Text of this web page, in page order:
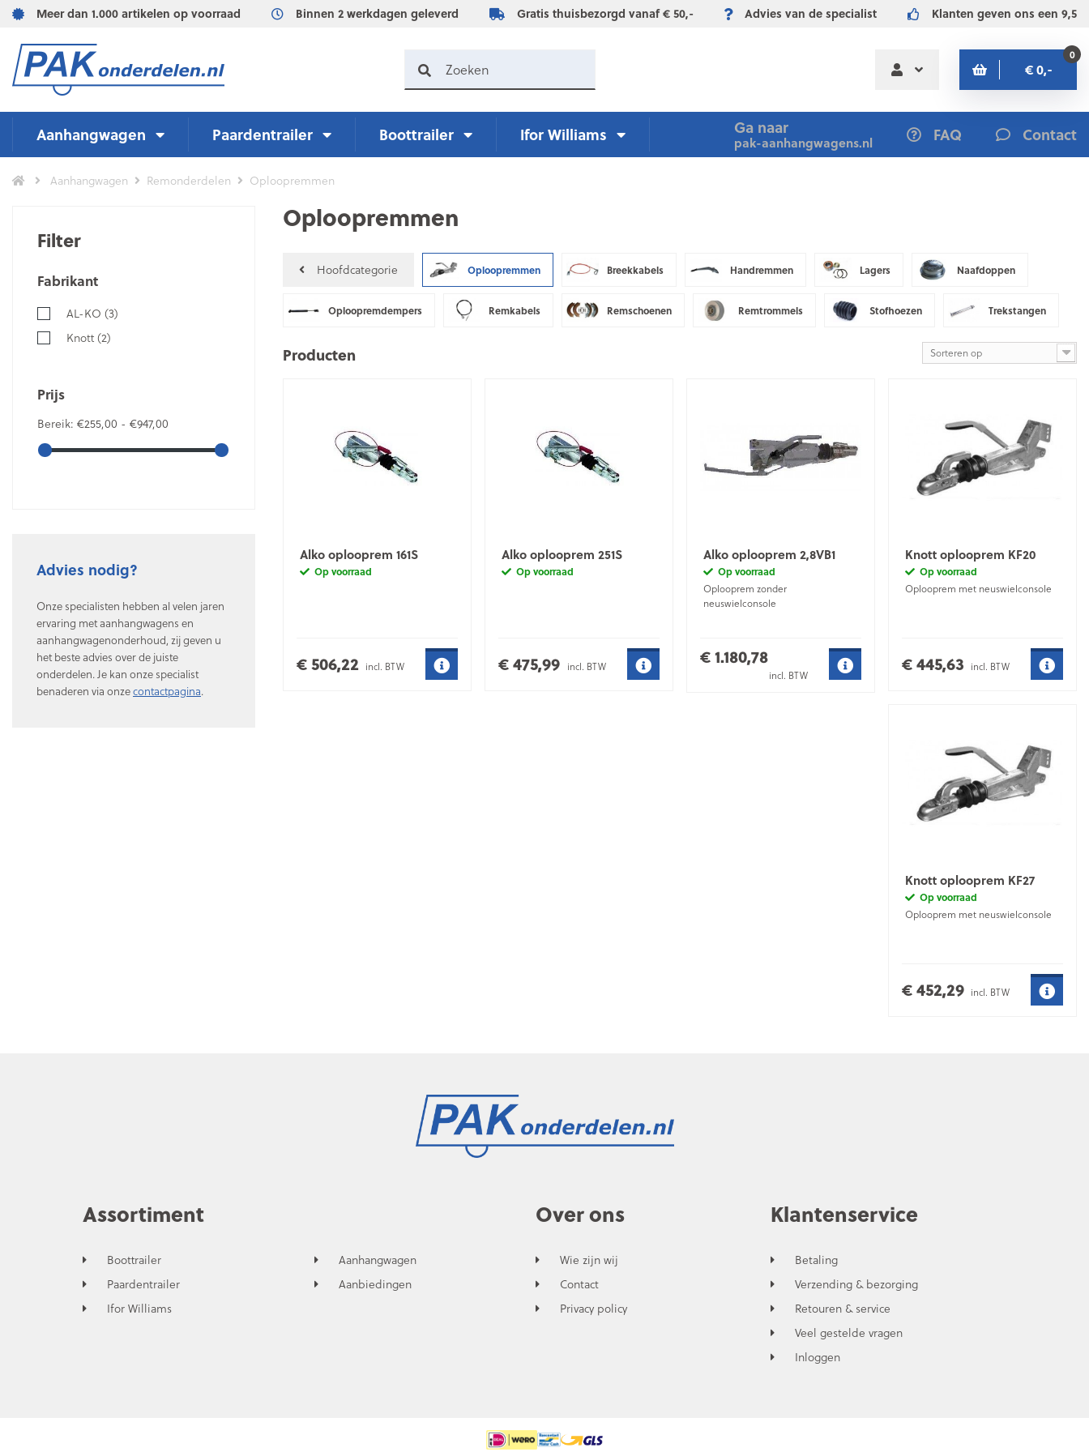
Meer dan 1.000 artikelen op voorraad Binnen 2 werkdagen geleverd Gratis thuisbezorgd vanaf € 50,- Advies van de specialist Klanten geven ons een 9,5
€ 0,-
0
Aanhangwagen Paardentrailer Boottrailer Ifor Williams Ga naar
pak-aanhangwagens.nl FAQ Contact
Aanhangwagen Remonderdelen Oploopremmen
Filter
Fabrikant
AL-KO (3)
Knott(2)
Prijs
Bereik: €255,00 - €947,00
Advies nodig?
Onze specialisten hebben al velen jaren
ervaring met aanhangwagens en
aanhangwagenonderhoud, zij geven u
het beste advies over de juiste
onderdelen. Je kan onze specialist
benaderen via onzecontactpagina.
Oploopremmen
Hoofdcategorie Oploopremmen Breekkabels Handremmen Lagers Naafdoppen
Oploopremdempers Remkabels Remschoenen Remtrommels Stofhoezen Trekstangen
Producten Sorteren op
Alko oplooprem 161S
Op voorraad
€ 506,22 incl. BTW
Alko oplooprem 251S
Op voorraad
€ 475,99 incl. BTW
Alko oplooprem 2,8VB1
Op voorraad
Oplooprem zonder
neuswielconsole
€ 1.180,78
incl. BTW
Knott oplooprem KF20
Op voorraad
Oplooprem met neuswielconsole
€ 445,63 incl. BTW
Knott oplooprem KF27
Op voorraad
Oplooprem met neuswielconsole
€ 452,29 incl. BTW
Assortiment
Boottrailer
Paardentrailer
Ifor Williams
Aanhangwagen
Aanbiedingen
Over ons
Wie zijn wij
Contact
Privacy policy
Klantenservice
Betaling
Verzending & bezorging
Retouren & service
Veel gestelde vragen
Inloggen